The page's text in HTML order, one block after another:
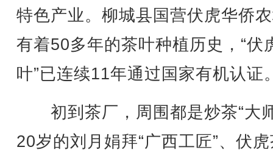
特色产业。柳城县国营伏虎华侨
有着50多年的茶叶种植历史，“伏
叶”已连续11年通过国家有机认证
初到茶厂，周围都是炒茶“大
20岁的刘月娟拜“广西工匠”、伏